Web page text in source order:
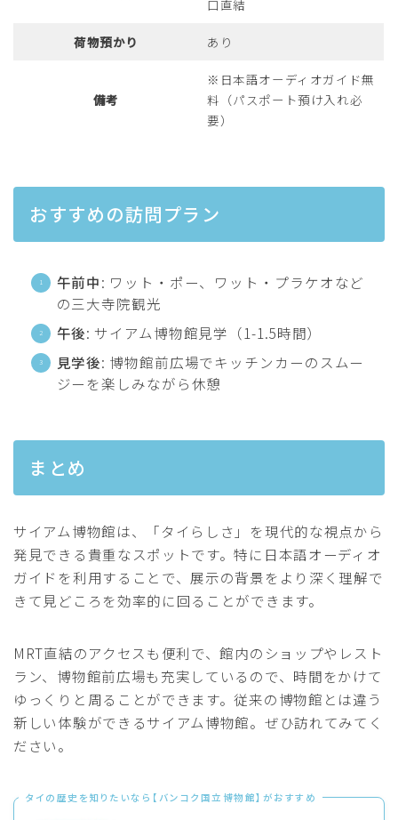
口直結
荷物預かり あり
備考
※日本語オーディオガイド無
料（パスポート預け入れ必
要）
おすすめの訪問プラン
午前中: ワット・ポー、ワット・プラケオなど
の三大寺院観光
午後: サイアム博物館見学（1-1.5時間）
見学後: 博物館前広場でキッチンカーのスムー
ジーを楽しみながら休憩
まとめ
サイアム博物館は、「タイらしさ」を現代的な視点から
発見できる貴重なスポットです。特に日本語オーディオ
ガイドを利用することで、展示の背景をより深く理解で
きて見どころを効率的に回ることができます。
MRT直結のアクセスも便利で、館内のショップやレスト
ラン、博物館前広場も充実しているので、時間をかけて
ゆっくりと周ることができます。従来の博物館とは違う
新しい体験ができるサイアム博物館。ぜひ訪れてみてく
ださい。
タイの歴史を知りたいなら【バンコク国立博物館】がおすすめ